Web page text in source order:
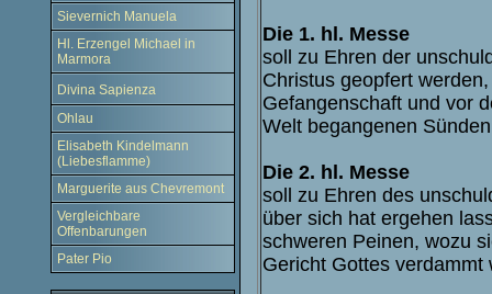
Sievernich Manuela
Hl. Erzengel Michael in
Marmora
Divina Sapienza
Ohlau
Elisabeth Kindelmann
(Liebesflamme)
Marguerite aus Chevremont
Vergleichbare
Offenbarungen
Pater Pio
Die 1. hl. Messe
soll zu Ehren der
Christus geopfert
Gefangenschaft und vor
Welt begangenen
Die 2. hl. Messe
soll zu Ehren des
über sich hat ergehen
schweren Peinen, wozu
Gericht Gottes